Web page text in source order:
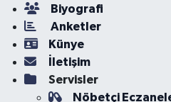
Biyografi
Anketler
Künye
İletişim
Servisler
Nöbetçi